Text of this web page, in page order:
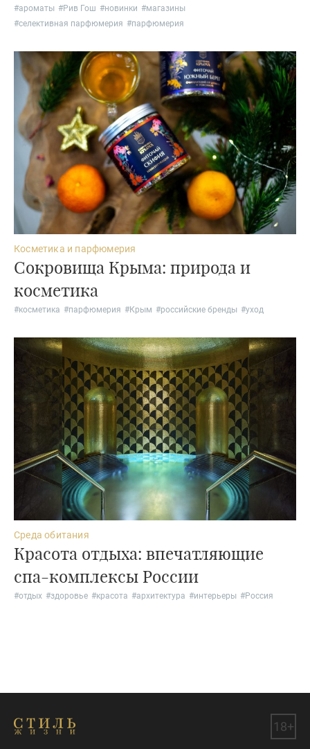
#ароматы #Рив Гош #новинки #магазины
#селективная парфюмерия #парфюмерия
Косметика и парфюмерия
Сокровища Крыма: природа и
косметика
#косметика #парфюмерия #Крым #российские бренды #уход
Среда обитания
Красота отдыха: впечатляющие
спа-комплексы России
#отдых #здоровье #красота #архитектура #интерьеры #Россия
18+